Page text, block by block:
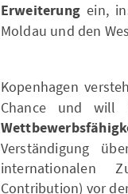
Erweiterung ein,
Moldau und den
Kopenhagen
Chance und will
Verständigung
internationalen
Contribution) vor